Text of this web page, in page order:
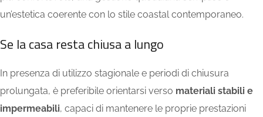
un’estetica coerente con lo stile coastal contemporaneo.
Se la casa resta chiusa a lungo
In presenza di utilizzo stagionale e periodi di chiusura
prolungata, è preferibile orientarsi verso materiali stabili e
impermeabili, capaci di mantenere le proprie prestazioni